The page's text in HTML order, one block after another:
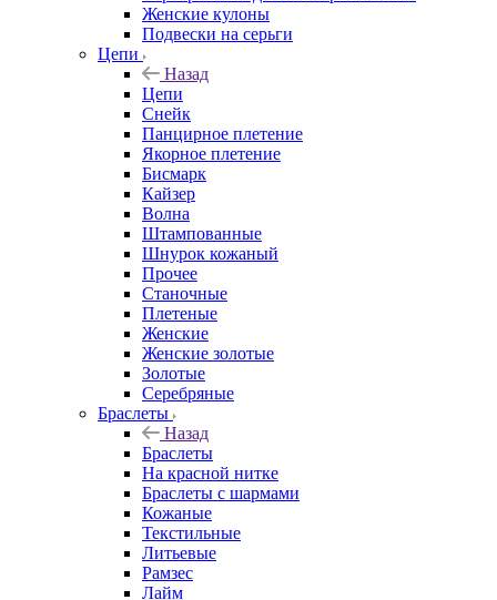
Женские кулоны
Подвески на серьги
Цепи
Назад
Цепи
Снейк
Панцирное плетение
Якорное плетение
Бисмарк
Кайзер
Волна
Штампованные
Шнурок кожаный
Прочее
Станочные
Плетеные
Женские
Женские золотые
Золотые
Серебряные
Браслеты
Назад
Браслеты
На красной нитке
Браслеты с шармами
Кожаные
Текстильные
Литьевые
Рамзес
Лайм